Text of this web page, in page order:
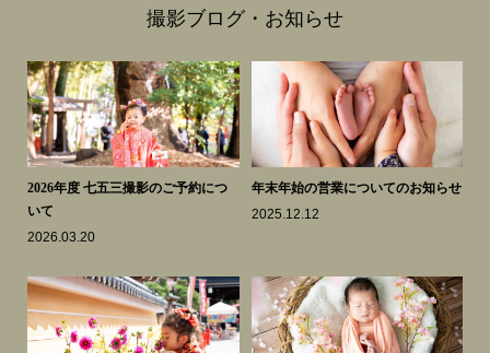
撮影ブログ・お知らせ
2026年度 七五三撮影のご予約につ
いて
2026.03.20
年末年始の営業についてのお知らせ
2025.12.12